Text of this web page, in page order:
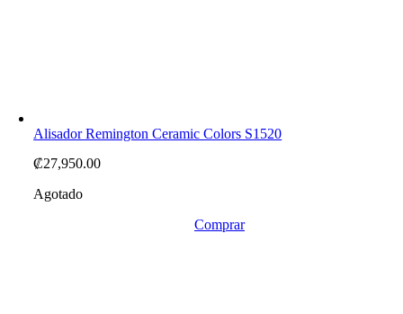
Alisador Remington Ceramic Colors S1520
₡27,950.00
Agotado
Comprar